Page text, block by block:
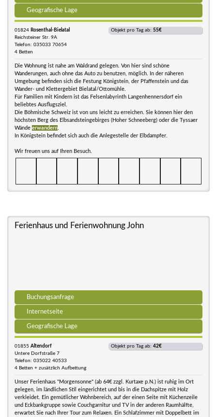
Geografische Lage
01824 Rosenthal-Bielatal
Reichsteiner Str. 9A
Telefon: 035033 70654
4 Betten
Objekt pro Tag ab: 55€
Die Wohnung ist nahe am Waldrand gelegen. Von hier sind schöne
Wanderungen, auch ohne das Auto zu benutzen, möglich. In der näheren
Umgebung befinden sich die Festung Königstein, der Pfaffenstein und das
Wander- und Klettergebiet Bielatal/Ottomühle.
Für Familien mit Kindern ist das Felsenlabyrinth Langenhennersdorf ein
beliebtes Ausflugsziel.
Die Böhmische Schweiz ist von uns leicht zu erreichen. Sie können hier den
höchsten Berg des Elbsandsteingebirges (Hoher Schneeberg) oder die Tyssaer
Wände erwandern
In Königstein befindet sich auch die Anlegestelle der Elbdampfer.
Wir freuen uns auf Ihren Besuch.
Ferienhaus und Ferienwohnung John
Buchungsanfrage
Internetseite
Geografische Lage
01855 Altendorf
Untere Dorfstraße 7
Telefon: 035022 40533
4 Betten + zusätzlich Aufbettung
Objekt pro Tag ab: 42€
Unser Ferienhaus "Morgensonne" (ab 64€ zzgl. Kurtaxe p.N.) ist ruhig im Ort
gelegen, im ländlichen Stil eingerichtet und bis in die Dachspitze mit Holz
verkleidet. Ein gemütlicher Wohnbereich, auf der einen Seite mit Küchenzeile
und Eckbankgruppe sowie Couchgarnitur und TV in der anderen Raumhälfte,
erwartet Sie nach Ihrer Tour zum Relaxen. Ein Schlafzimmer mit Doppelbett im